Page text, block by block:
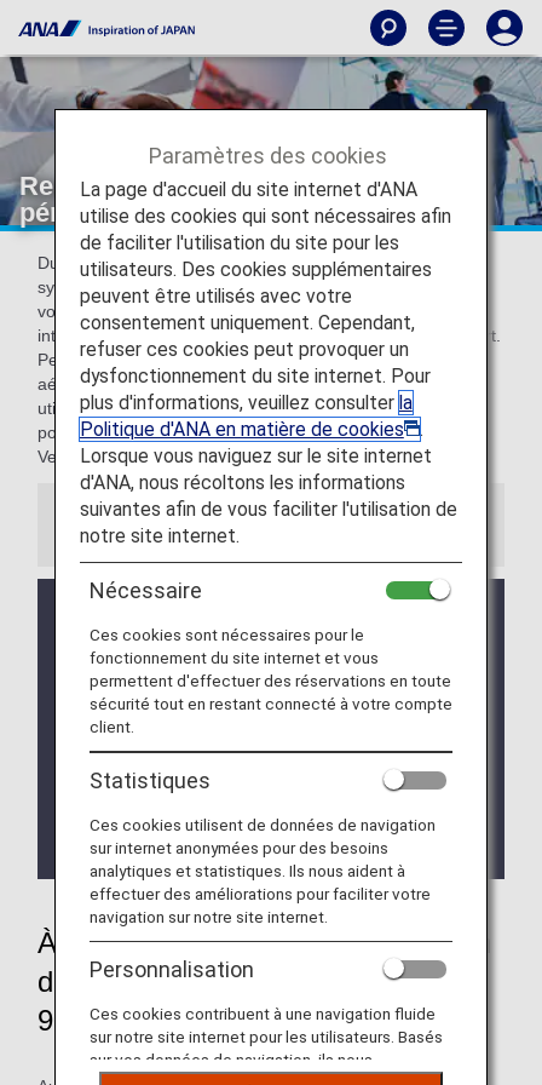
Restrictions du service pendant la
période de migration du système
Du 19 mai 2026 au 9 juin 2026 (dates prévisionnelles), les
systèmes informatiques concernant les passagers sur les
vols intérieurs japonais et les vols internationaux vont être
intégrés à un nouveau système, et ce aéroport par aéroport.
Pendant cette période de migration du système, certains
aéroports utiliseront l'ancien système tandis que d'autres
utiliseront le nouveau. Pour cette raison, certains services
pour les vols intérieurs seront limités.
Veuillez nous excuser pour ce désagrément.
Information
partiellement modifié. Pour en savoir plus, veuillez
consulter lesSystèmes utilisés dans les
aéroports pendant la période de migration.
Informations supplémentaires concernant le
traitement des demandes de mise sur liste
d'attente à l'aéroport pendant la période de
migration du système pour les aéroports qui ont
terminés et ceux qui n'ont pas encore effectué le
changement.
À propos de la période de migration
du système : Du 19 mai 2026 au
9 juin 2026 (dates prévisionnelles)
Paramètres des cookies
La page d'accueil du site internet d'ANA
utilise des cookies qui sont nécessaires afin
de faciliter l'utilisation du site pour les
utilisateurs. Des cookies supplémentaires
peuvent être utilisés avec votre
consentement uniquement. Cependant,
refuser ces cookies peut provoquer un
dysfonctionnement du site internet. Pour
plus d'informations, veuillez consulter la
Politique d'ANA en matière de cookies
.
Lorsque vous naviguez sur le site internet
d'ANA, nous récoltons les informations
suivantes afin de vous faciliter l'utilisation de
notre site internet.
Nécessaire
Ces cookies sont nécessaires pour le
fonctionnement du site internet et vous
permettent d'effectuer des réservations en toute
sécurité tout en restant connecté à votre compte
client.
Statistiques
Ces cookies utilisent de données de navigation
sur internet anonymées pour des besoins
analytiques et statistiques. Ils nous aident à
effectuer des améliorations pour faciliter votre
navigation sur notre site internet.
Personnalisation
Ces cookies contribuent à une navigation fluide
sur notre site internet pour les utilisateurs. Basés
sur vos données de navigation, ils nous